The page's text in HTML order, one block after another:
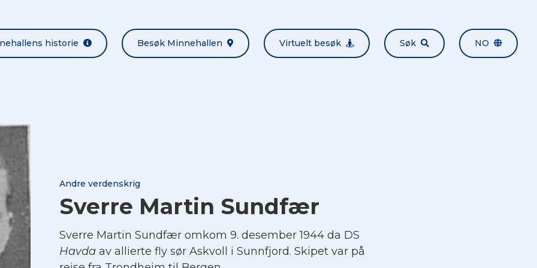
historie Besøk Minnehallen Virtuelt besøk Søk NO
Andre verdenskrig
Sverre Martin Sundfær
Sverre Martin Sundfær omkom 9. desember 1944 da DS
Havdaav allierte fly sør Askvoll i Sunnfjord. Skipet var på